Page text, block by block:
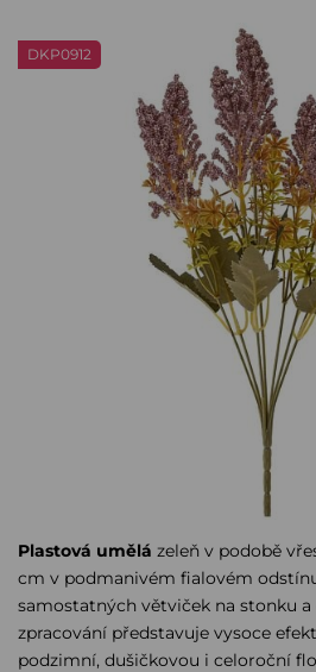
DKP0912
Plastová umělá zeleň v podobě
cm v podmanivém fialovém
samostatných větviček na stonku
zpracování představuje vysoce
podzimní, dušičkovou i celoroční